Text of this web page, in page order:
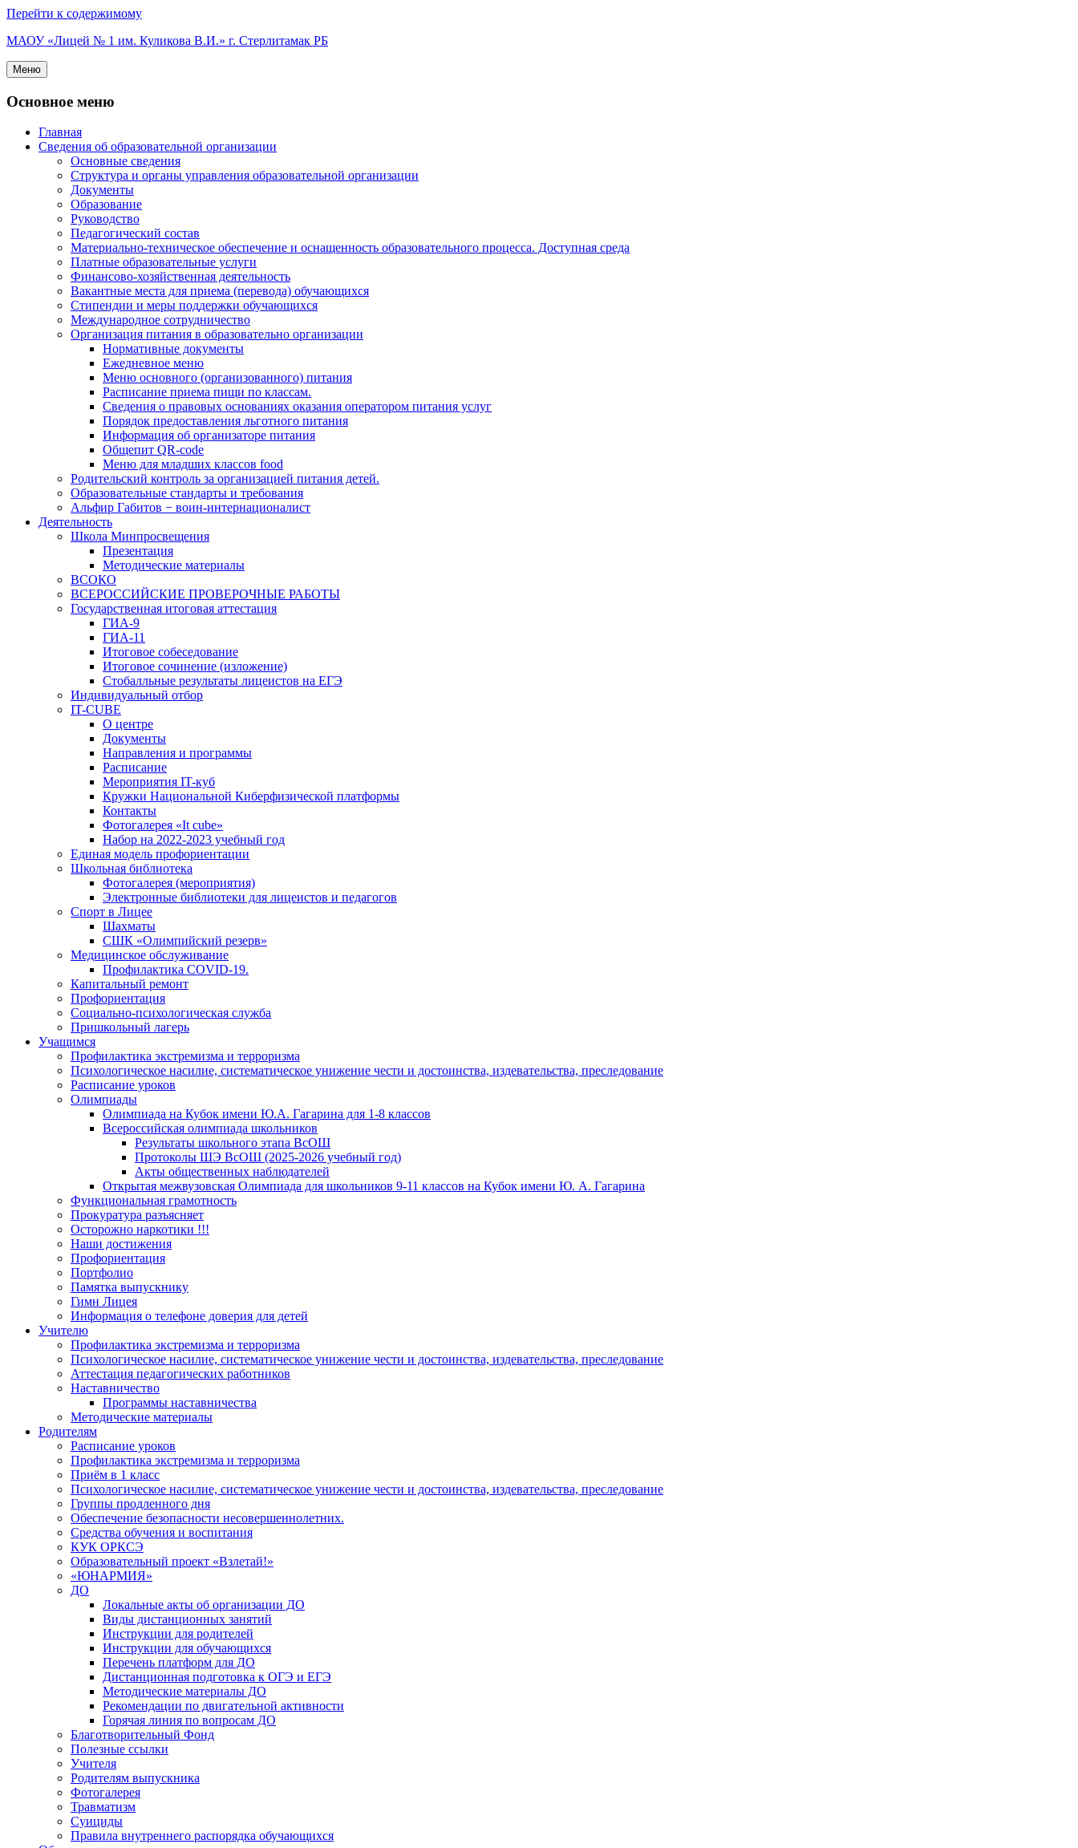
Перейти к содержимому
МАОУ «Лицей № 1 им. Куликова В.И.» г. Стерлитамак РБ
Меню
Основное меню
Главная
Сведения об образовательной организации
Основные сведения
Структура и органы управления образовательной организации
Документы
Образование
Руководство
Педагогический состав
Материально-техническое обеспечение и оснащенность образовательного процесса. Доступная среда
Платные образовательные услуги
Финансово-хозяйственная деятельность
Вакантные места для приема (перевода) обучающихся
Стипендии и меры поддержки обучающихся
Международное сотрудничество
Организация питания в образовательно организации
Нормативные документы
Ежедневное меню
Меню основного (организованного) питания
Расписание приема пищи по классам.
Сведения о правовых основаниях оказания оператором питания услуг
Порядок предоставления льготного питания
Информация об организаторе питания
Общепит QR-code
Меню для младших классов food
Родительский контроль за организацией питания детей.
Образовательные стандарты и требования
Альфир Габитов − воин-интернационалист
Деятельность
Школа Минпросвещения
Презентация
Методические материалы
ВСОКО
ВСЕРОССИЙСКИЕ ПРОВЕРОЧНЫЕ РАБОТЫ
Государственная итоговая аттестация
ГИА-9
ГИА-11
Итоговое собеседование
Итоговое сочинение (изложение)
Стобалльные результаты лицеистов на ЕГЭ
Индивидуальный отбор
IT-CUBE
О центре
Документы
Направления и программы
Расписание
Мероприятия IT-куб
Кружки Национальной Киберфизической платформы
Контакты
Фотогалерея «It cube»
Набор на 2022-2023 учебный год
Единая модель профориентации
Школьная библиотека
Фотогалерея (мероприятия)
Электронные библиотеки для лицеистов и педагогов
Спорт в Лицее
Шахматы
СШК «Олимпийский резерв»
Медицинское обслуживание
Профилактика COVID-19.
Капитальный ремонт
Профориентация
Социально-психологическая служба
Пришкольный лагерь
Учащимся
Профилактика экстремизма и терроризма
Психологическое насилие, систематическое унижение чести и достоинства, издевательства, преследование
Расписание уроков
Олимпиады
Олимпиада на Кубок имени Ю.А. Гагарина для 1-8 классов
Всероссийская олимпиада школьников
Результаты школьного этапа ВсОШ
Протоколы ШЭ ВсОШ (2025-2026 учебный год)
Акты общественных наблюдателей
Открытая межвузовская Олимпиада для школьников 9-11 классов на Кубок имени Ю. А. Гагарина
Функциональная грамотность
Прокуратура разъясняет
Осторожно наркотики !!!
Наши достижения
Профориентация
Портфолио
Памятка выпускнику
Гимн Лицея
Информация о телефоне доверия для детей
Учителю
Профилактика экстремизма и терроризма
Психологическое насилие, систематическое унижение чести и достоинства, издевательства, преследование
Аттестация педагогических работников
Наставничество
Программы наставничества
Методические материалы
Родителям
Расписание уроков
Профилактика экстремизма и терроризма
Приём в 1 класс
Психологическое насилие, систематическое унижение чести и достоинства, издевательства, преследование
Группы продленного дня
Обеспечение безопасности несовершеннолетних.
Средства обучения и воспитания
КУК ОРКСЭ
Образовательный проект «Взлетай!»
«ЮНАРМИЯ»
ДО
Локальные акты об организации ДО
Виды дистанционных занятий
Инструкции для родителей
Инструкции для обучающихся
Перечень платформ для ДО
Дистанционная подготовка к ОГЭ и ЕГЭ
Методические материалы ДО
Рекомендации по двигательной активности
Горячая линия по вопросам ДО
Благотворительный Фонд
Полезные ссылки
Учителя
Родителям выпускника
Фотогалерея
Травматизм
Суициды
Правила внутреннего распорядка обучающихся